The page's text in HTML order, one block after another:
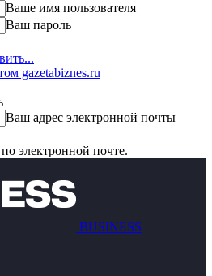
Ваше имя пользователя
Ваш пароль
gazetabiznes.ru
Ваш адрес электронной почты
электронной почте.
BUSINESS